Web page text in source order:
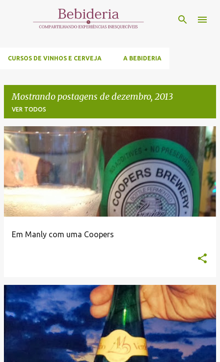
Pular para o conteúdo principal
CURSOS DE VINHOS E CERVEJA A BEBIDERIA
Mostrando postagens de dezembro, 2013
VER TODOS
P
o
s
a
g
e
Em Manly com uma Coopers